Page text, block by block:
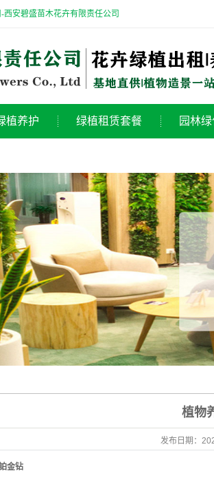
安碧盛苗木花卉有限责任公司
植养护
植养护
植养护
栽养护
卉养护
卉养护
绿植租赁套餐
300平绿植租赁套餐
500平绿植租赁套餐
园林
道路
工业园
小区
广场
植物
室内
立体
公园
植物
发布日期：
金钻